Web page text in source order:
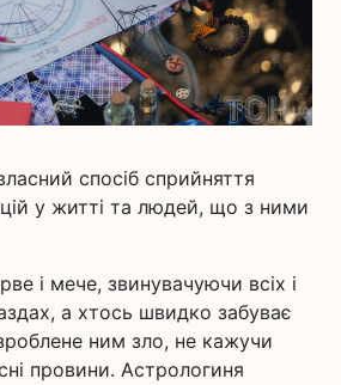
спосіб сприйняття
у житті та людей, що з ними
і мече, звинувачуючи всіх і
а хтось швидко забуває
ним зло, не кажучи
провини. Астрологиня